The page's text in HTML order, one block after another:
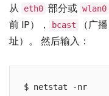
从 eth0 部分或 wlan0
前 IP），
bcast （广
址）。 然后输入：